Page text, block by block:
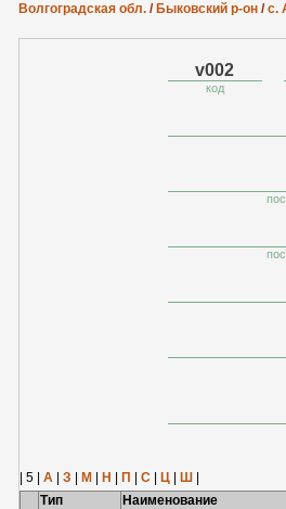
Волгоградская обл. / Быковский р-он /с.
v002
код
| 5 | А З М Н П С Ц Ш
Тип
Наименование